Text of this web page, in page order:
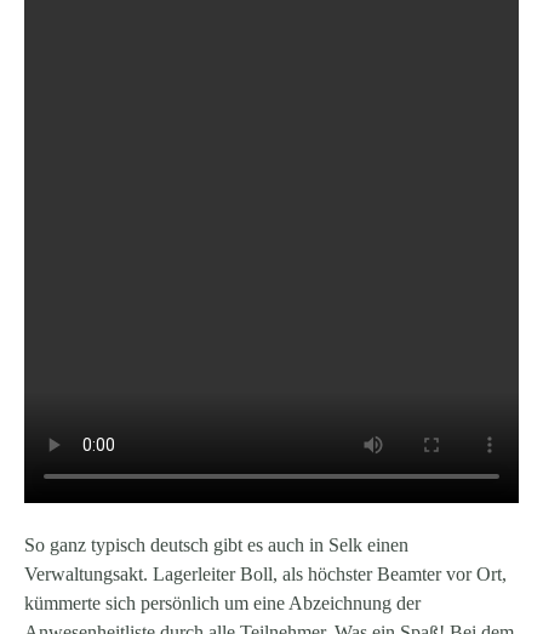
So ganz typisch deutsch gibt es auch in Selk einen
Verwaltungsakt. Lagerleiter Boll, als höchster Beamter vor Ort,
kümmerte sich persönlich um eine Abzeichnung der